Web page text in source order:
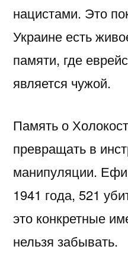
нацистами. Это
Украине есть
памяти, где
является чужой.
Память о
превращать в
манипуляции.
1941 года, 521
это конкретные
нельзя забывать.